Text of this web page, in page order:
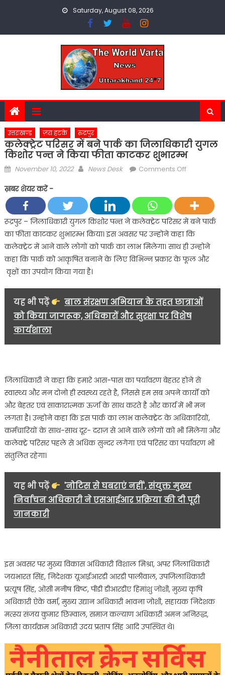
Saturday, August 08, 2026
उत्तराखण्ड ज़रा हटके रुद्रपुर
कलेक्ट्रेट परिसर में बने पार्क का जिलाधिकारी युगल
किशोर पन्त ने किया फीता काटकर शुभारम्भ
Posted
November 10, 2022 Author
News Desk Comments Offon
में
बने
पार्क
का
जिलाधिकारी
युगल
किया
फीता
ख़बर शेयर करें -
रूद्रपुर – जिलाधिकारी युगल किशोर पन्त ने कलेक्ट्रेट परिसर में बने पार्क
का फीता काटकर शुभारम्भ किया। इस अवसर पर उन्होने कहा कि
कलेक्ट्रेट में आने वाले लोगों को पार्क का लाभ मिलेगा। साथ ही उन्होने
कहा कि पार्क को आकृषित बनाने के लिए विभिन्न प्रकार के फूल और
वृक्षों का उपयोग किया गया है।
यह भी पढ़ें
बाल संरक्षण अभियान के तहत छात्राओं
को किया जागरूक, अधिकारों और सुरक्षा पर विशेष
कार्यशाला
जिलाधिकारी ने कहा कि हमारे आस-पास का पर्यावरण बेहतर होने से
स्वास्थ्य और मन दोनो ही स्वस्थ्य रहते है, जिससे हम सब अपने कार्यों को
और बेहतर एवं साकारात्मक ऊर्जा के साथ करते है और कार्य में भी मन
लगता है। उन्होने कहा कि इस पार्क का लाभ कलेक्ट्रेट के अधिकारियों,
कर्मचारियों के साथ-साथ दूर- दराज़ से आने वाले लोगों को भी मिलेगा और
कलेक्ट्रे परिसर पहले से अधिक सुन्दर लगेगा एवं परिसर का पर्यावरण भी
संतुलित रहेगा।
यह भी पढ़ें
'नोटिस से घबराएं नहीं', संयुक्त मुख्य
निर्वाचन अधिकारी ने एसआईआर प्रक्रिया की दी पूरी
जानकारी
इस अवसर पर मुख्य विकास अधिकारी विशाल मिश्रा, अपर जिलाधिकारी
जयभारत सिंह, निदेशक यूआईआरडी आरडी पालीवाल, उपजिलाधिकारी
प्रत्यूष सिंह, ओसी मनीष बिष्ट, पीडी डीआरडीए हिमांशु जोशी, मुख्य कृषि
अधिकारी ऐके वर्मा, मुख्य उद्यान अधिकारी भावना जोशी, सहायक निदेशक
मत्स्य संजय कुमार छिम्वाल, समाज कल्याण अधिकारी अमन अनिरूद्ध,
जिला कार्यक्रम अधिकारी उदय प्रताप सिंह आदि उपस्थित थे।